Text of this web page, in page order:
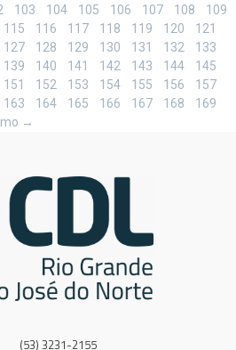
103 104 105 106 107 108
109
115 116 117 118 119 120
121
127 128 129 130 131 132
133
139 140 141 142 143 144
145
151 152 153 154 155 156
157
163 164 165 166 167 168
169
→
(53) 3231-2155